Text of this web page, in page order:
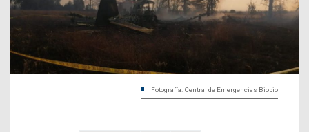
Fotografía: Central de Emergencias Biobio